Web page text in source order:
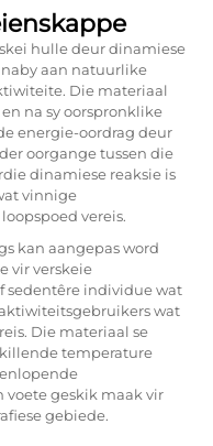
hulle deur dinamiese
aan natuurlike
Die materiaal
na sy oorspronklike
energie-oordrag deur
oorgange tussen die
dinamiese reaksie is
vinnige
vereis.
kan aangepas word
vir verskeie
sedentêre individue wat
wat
Die materiaal se
temperature
geskik maak vir
gebiede.